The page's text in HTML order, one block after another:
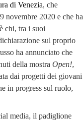
di Venezia, che
novembre 2020 e che ha
chi, tra i suoi
sul proprio
ha annunciato che
della mostra Open!,
dai progetti dei giovani
in progress sul ruolo,
media, il padiglione